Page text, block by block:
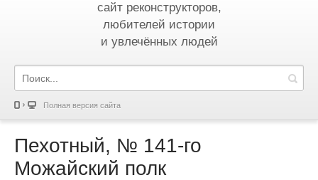
сайт реконструкторов,
любителей истории
и увлечённых людей
Полная версия сайта
Пехотный, № 141-го
Можайский полк